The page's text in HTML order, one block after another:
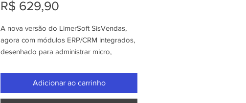
R$ 629,90
A nova versão do LimerSoft SisVendas,
agora com módulos ERP/CRM integrados,
desenhado para administrar micro,
Comparativo
Adicionar ao carrinho